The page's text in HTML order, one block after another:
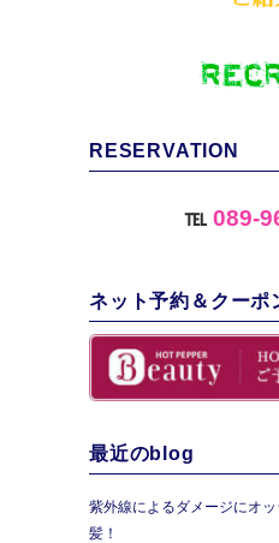
RESERVATION
℡ 089-
ネット予約＆クーポ
最近のblog
紫外線によるダメージにオ
髪！